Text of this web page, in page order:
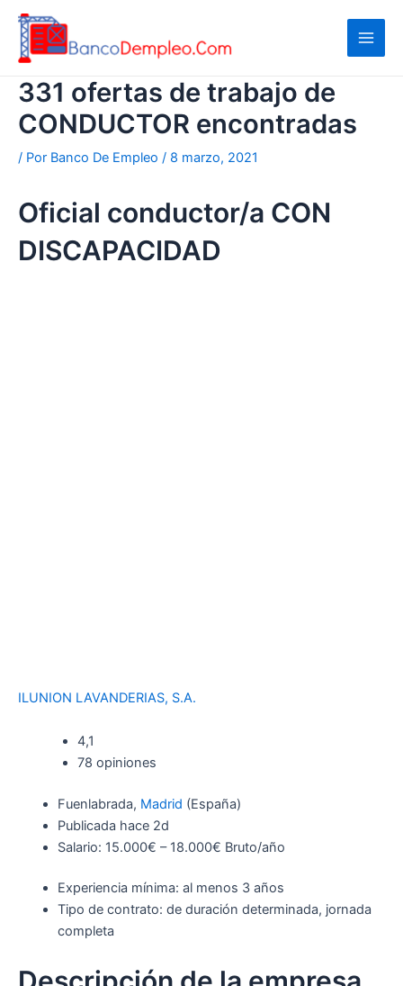
contenido
331 ofertas de trabajo de
CONDUCTOR encontradas
/ Por Banco De Empleo / 8 marzo, 2021
Oficial conductor/a CON
DISCAPACIDAD
ILUNION LAVANDERIAS, S.A.
4,1
78 opiniones
Fuenlabrada, Madrid (España)
Publicada hace 2d
Salario: 15.000€ – 18.000€ Bruto/año
Experiencia mínima: al menos 3 años
Tipo de contrato: de duración determinada, jornada
completa